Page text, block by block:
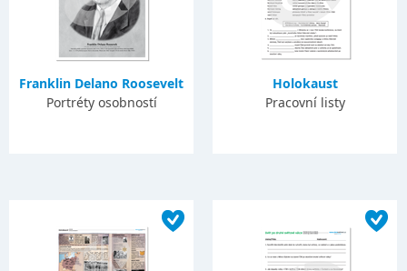
Franklin Delano Roosevelt
Portréty osobností
Holokaust
Pracovní listy